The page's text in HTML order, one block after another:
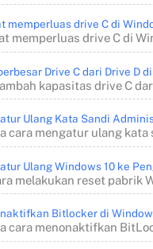
Drive C dari Drive D
Bitlocker di